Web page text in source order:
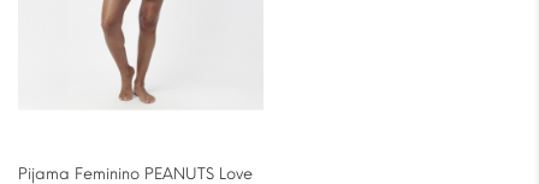
Pijama Feminino PEANUTS Love